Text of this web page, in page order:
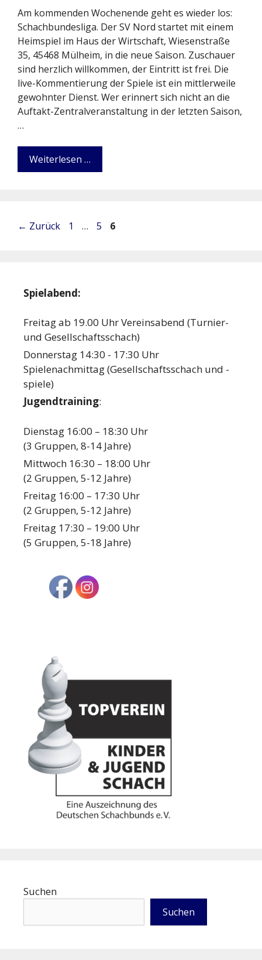
Am kommenden Wochenende geht es wieder los:
Schachbundesliga. Der SV Nord startet mit einem
Heimspiel im Haus der Wirtschaft, Wiesenstraße
35, 45468 Mülheim, in die neue Saison. Zuschauer
sind herzlich willkommen, der Eintritt ist frei. Die
live-Kommentierung der Spiele ist ein mittlerweile
gewohnter Dienst. Wer erinnert sich nicht an die
Auftakt-Zentralveranstaltung in der letzten Saison,
…
Weiterlesen …
← Zurück Seite
1 … Seite
5 Seite
6
Spielabend:
Freitag ab 19.00 Uhr Vereinsabend (Turnier-
und Gesellschaftsschach)
Donnerstag 14:30 - 17:30 Uhr
Spielenachmittag (Gesellschaftsschach und -
spiele)
Jugendtraining:
Dienstag 16:00 – 18:30 Uhr
(3 Gruppen, 8-14 Jahre)
Mittwoch 16:30 – 18:00 Uhr
(2 Gruppen, 5-12 Jahre)
Freitag 16:00 – 17:30 Uhr
(2 Gruppen, 5-12 Jahre)
Freitag 17:30 – 19:00 Uhr
(5 Gruppen, 5-18 Jahre)
Suchen
Suchen